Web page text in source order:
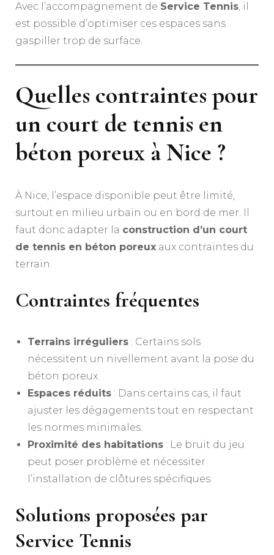
Avec l’accompagnement de Service Tennis, il
est possible d’optimiser ces espaces sans
gaspiller trop de surface.
Quelles contraintes pour
un court de tennis en
béton poreux à Nice ?
À Nice, l’espace disponible peut être limité,
surtout en milieu urbain ou en bord de mer. Il
faut donc adapter la construction d’un court
de tennis en béton poreux aux contraintes du
terrain.
Contraintes fréquentes
Terrains irréguliers : Certains sols
nécessitent un nivellement avant la pose du
béton poreux.
Espaces réduits : Dans certains cas, il faut
ajuster les dégagements tout en respectant
les normes minimales.
Proximité des habitations : Le bruit du jeu
peut poser problème et nécessiter
l’installation de clôtures spécifiques.
Solutions proposées par
Service Tennis